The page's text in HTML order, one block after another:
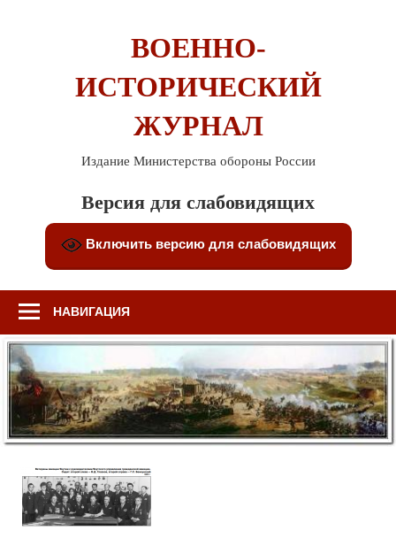
ВОЕННО-
ИСТОРИЧЕСКИЙ
ЖУРНАЛ
Издание Министерства обороны России
Версия для слабовидящих
Включить версию для слабовидящих
НАВИГАЦИЯ